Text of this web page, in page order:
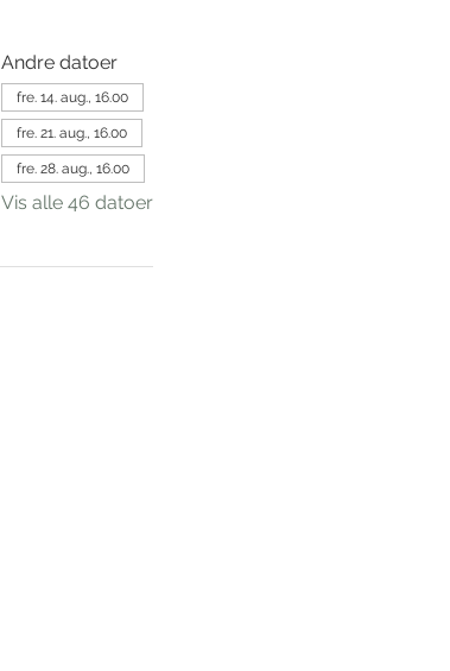
Andre datoer
fre. 14. aug., 16.00
fre. 21. aug., 16.00
fre. 28. aug., 16.00
Vis alle 46 datoer